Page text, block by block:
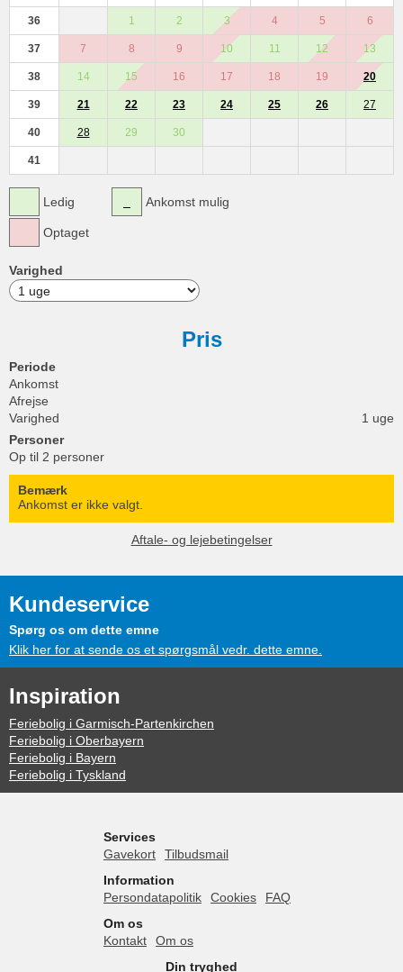
36 1 2 3 4 5 6
37 7 8 9 10 11 12 13
38 14 15 16 17 18 19 20
39 21 22 23 24 25 26 27
40 28 29 30
41
Ledig
Optaget
Ankomst mulig
Varighed
Pris
Periode
Ankomst
Afrejse
Varighed
1 uge
Personer
Op til 2 personer
Bemærk
Ankomst er ikke valgt.
Aftale- og lejebetingelser
Kundeservice
Spørg os om dette emne
Klik her for at sende os et spørgsmål vedr. dette emne.
Inspiration
Feriebolig i Garmisch-Partenkirchen
Feriebolig i Oberbayern
Feriebolig i Bayern
Feriebolig i Tyskland
Services
Gavekort
Tilbudsmail
Information
Persondatapolitik
Cookies
FAQ
Om os
Kontakt
Om os
Din tryghed